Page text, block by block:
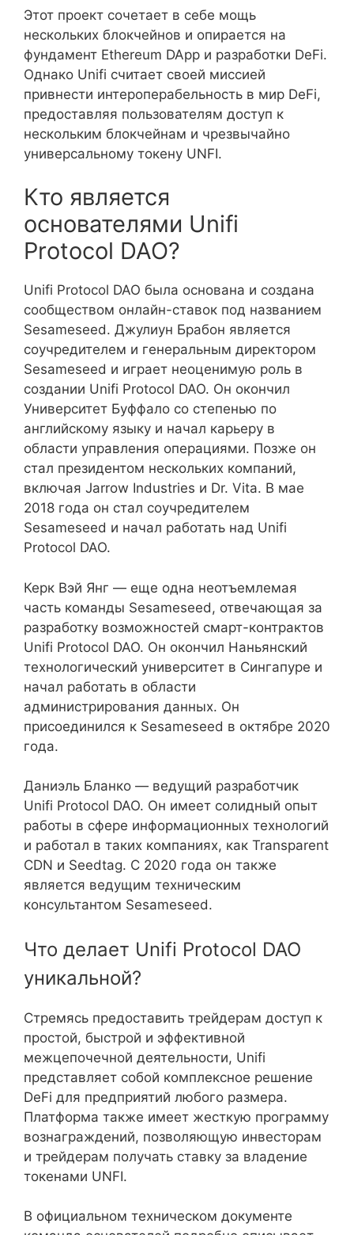
Этот проект сочетает в себе мощь
нескольких блокчейнов и опирается на
фундамент Ethereum DApp и разработки DeFi.
Однако Unifi считает своей миссией
привнести интероперабельность в мир DeFi,
предоставляя пользователям доступ к
нескольким блокчейнам и чрезвычайно
универсальному токену UNFI.
Кто является
основателями Unifi
Protocol DAO?
Unifi Protocol DAO была основана и создана
сообществом онлайн-ставок под названием
Sesameseed. Джулиун Брабон является
соучредителем и генеральным директором
Sesameseed и играет неоценимую роль в
создании Unifi Protocol DAO. Он окончил
Университет Буффало со степенью по
английскому языку и начал карьеру в
области управления операциями. Позже он
стал президентом нескольких компаний,
включая Jarrow Industries и Dr. Vita. В мае
2018 года он стал соучредителем
Sesameseed и начал работать над Unifi
Protocol DAO.
Керк Вэй Янг — еще одна неотъемлемая
часть команды Sesameseed, отвечающая за
разработку возможностей смарт-контрактов
Unifi Protocol DAO. Он окончил Наньянский
технологический университет в Сингапуре и
начал работать в области
администрирования данных. Он
присоединился к Sesameseed в октябре 2020
года.
Даниэль Бланко — ведущий разработчик
Unifi Protocol DAO. Он имеет солидный опыт
работы в сфере информационных технологий
и работал в таких компаниях, как Transparent
CDN и Seedtag. С 2020 года он также
является ведущим техническим
консультантом Sesameseed.
Что делает Unifi Protocol DAO
уникальной?
Стремясь предоставить трейдерам доступ к
простой, быстрой и эффективной
межцепочечной деятельности, Unifi
представляет собой комплексное решение
DeFi для предприятий любого размера.
Платформа также имеет жесткую программу
вознаграждений, позволяющую инвесторам
и трейдерам получать ставку за владение
токенами UNFI.
В официальном техническом документе